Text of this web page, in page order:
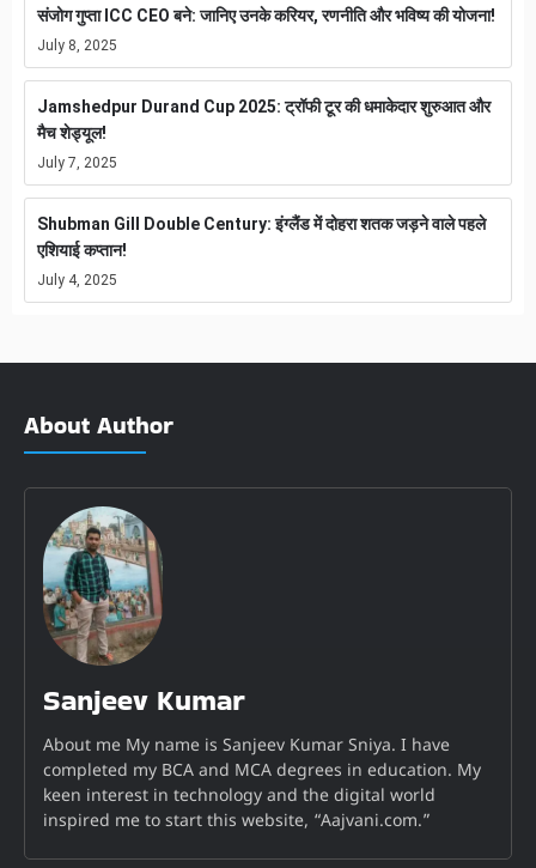
संजोग गुप्ता ICC CEO बने: जानिए उनके करियर, रणनीति और भविष्य की योजना!
July 8, 2025
Jamshedpur Durand Cup 2025: ट्रॉफी टूर की धमाकेदार शुरुआत और
मैच शेड्यूल!
July 7, 2025
Shubman Gill Double Century: इंग्लैंड में दोहरा शतक जड़ने वाले पहले
एशियाई कप्तान!
July 4, 2025
About Author
Sanjeev Kumar
About me My name is Sanjeev Kumar Sniya. I have
completed my BCA and MCA degrees in education. My
keen interest in technology and the digital world
inspired me to start this website, “Aajvani.com.”